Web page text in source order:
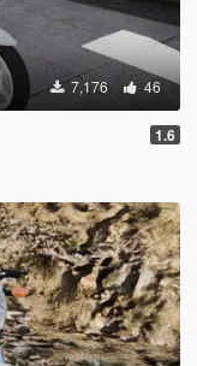
7,176 46
1.6